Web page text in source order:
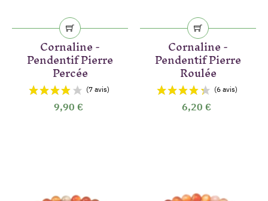
Cornaline -
Pendentif Pierre
Percée
9,90 €
Cornaline -
Pendentif Pierre
Roulée
6,20 €